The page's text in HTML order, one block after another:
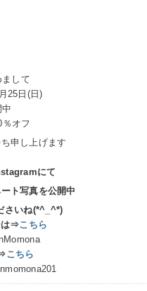
して
25日(日)
中
％オフ
申し上げます
にて
ト写真を公開中
さいね(*^_^*)
は⇒こちら
こちら